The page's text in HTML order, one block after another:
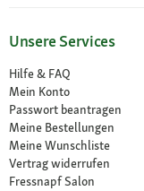
Unsere Services
Hilfe & FAQ
Mein Konto
Passwort beantragen
Meine Bestellungen
Meine Wunschliste
Vertrag widerrufen
Fressnapf Salon